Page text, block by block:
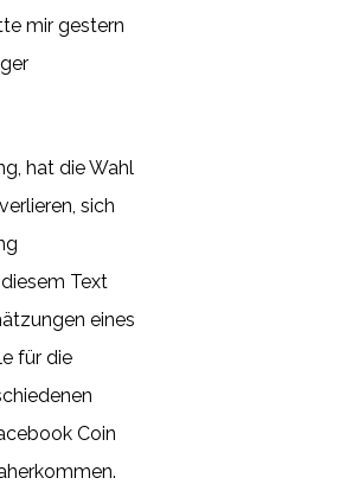
mir gestern
hat die Wahl
sich
Text
eines
für die
Coin